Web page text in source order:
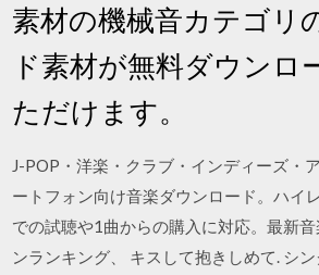
素材の機械音カテゴリ
ド素材が無料ダウンロ
ただけます。
J-POP・洋楽・クラブ・インディーズ・
ートフォン向け音楽ダウンロード。ハイ
での試聴や1曲からの購入に対応。最新
ンランキング、 キスして抱きしめて. シ